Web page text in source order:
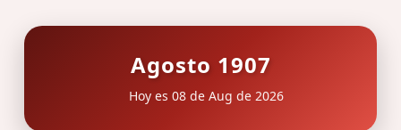
Agosto 1907
Hoy es 08 de Aug de 2026